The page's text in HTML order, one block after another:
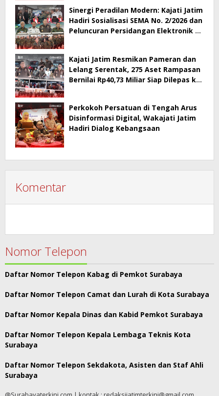
Sinergi Peradilan Modern: Kajati Jatim
Hadiri Sosialisasi SEMA No. 2/2026 dan
Peluncuran Persidangan Elektronik di
Kajati Jatim Resmikan Pameran dan
Lelang Serentak, 275 Aset Rampasan
Bernilai Rp40,73 Miliar Siap Dilepas ke
Perkokoh Persatuan di Tengah Arus
Disinformasi Digital, Wakajati Jatim
Hadiri Dialog Kebangsaan
Komentar
Nomor Telepon
Daftar Nomor Telepon Kabag di Pemkot Surabaya
Daftar Nomor Telepon Camat dan Lurah di Kota Surabaya
Daftar Nomor Kepala Dinas dan Kabid Pemkot Surabaya
Daftar Nomor Telepon Kepala Lembaga Teknis Kota
Surabaya
Daftar Nomor Telepon Sekdakota, Asisten dan Staf Ahli
Surabaya